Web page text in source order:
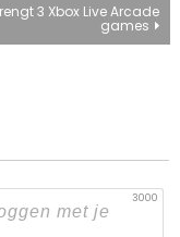
3 Xbox Live Arcade
games
3000